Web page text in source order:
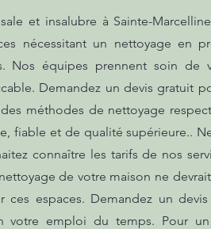
et insalubre à Sainte-
nécessitant un nettoyage en
Nos équipes prennent soin de
Demandez un devis gratuit
méthodes de nettoyage
fiable et de qualité supérieure..
connaître les tarifs de nos
de votre maison ne
ces espaces. Demandez un
votre emploi du temps. Pour